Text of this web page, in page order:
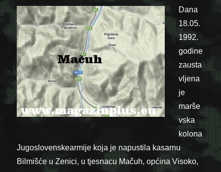
Dana
18.05.
1992.
godine
zausta
vljena
je
marše
vska
kolona
Jugoslovenskearmije koja je napustila kasarnu
Bilmišće u Zenici, u tjesnacu Mačuh, općina Visoko,